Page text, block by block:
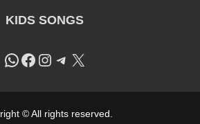
KIDS SONGS
WhatsApp
Facebook
Instagram
Telegram
X
© All rights reserved.